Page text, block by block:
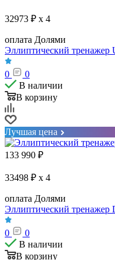
32973 ₽ x 4
оплата Долями
Эллиптический
0
0
В наличии
В корзину
Лучшая цена
133 990 ₽
33498 ₽ x 4
оплата Долями
Эллиптический тренажер
0
0
В наличии
В корзину